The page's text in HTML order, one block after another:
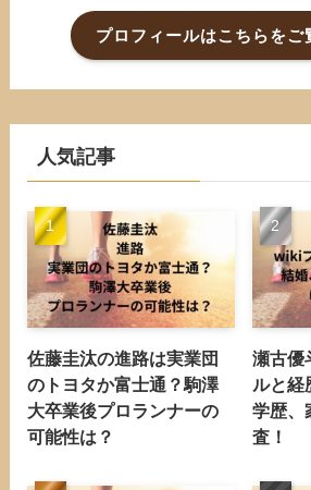
プロフィールはこちらをご
人気記事
佐藤圭汰の進路は実業団
のトヨタか富士通？駒澤
大卒業後プロランナーの
可能性は？
瀬古優
ルと経
学歴、
査！